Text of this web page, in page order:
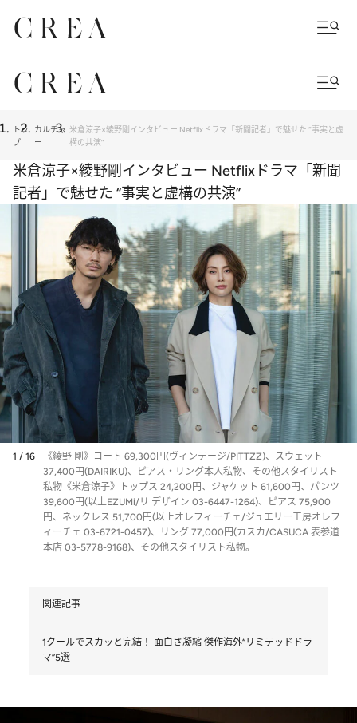
トッ
プ
カルチャ
ー
米倉涼子×綾野剛インタビュー Netflixドラマ「新聞記者」で魅せた “事実と虚
構の共演”
米倉涼子×綾野剛インタビュー Netflixドラマ「新聞
記者」で魅せた “事実と虚構の共演”
1 / 16
《綾野 剛》コート 69,300円(ヴィンテージ/PITTZZ)、スウェット
37,400円(DAIRIKU)、ピアス・リング本人私物、その他スタイリスト
私物《米倉涼子》トップス 24,200円、ジャケット 61,600円、パンツ
39,600円(以上EZUMi/リ デザイン 03-6447-1264)、ピアス 75,900
円、ネックレス 51,700円(以上オレフィーチェ/ジュエリー工房オレフ
ィーチェ 03-6721-0457)、リング 77,000円(カスカ/CASUCA 表参道
本店 03-5778-9168)、その他スタイリスト私物。
関連記事
1クールでスカッと完結！ 面白さ凝縮 傑作海外“リミテッドドラ
マ”5選